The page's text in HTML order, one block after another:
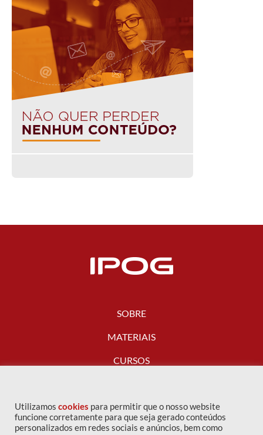
SOBRE
MATERIAIS
CURSOS
FALE CONOSCO
Utilizamos cookies para permitir que o nosso website
funcione corretamente para que seja gerado conteúdos
personalizados em redes sociais e anúncios, bem como